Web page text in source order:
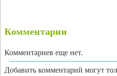
Комментарии
Комментариев еще нет.
Добавить комментарий могут